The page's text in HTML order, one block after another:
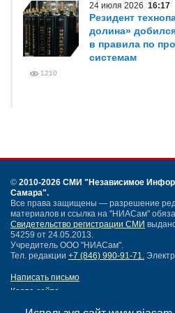
24 июля 2026 16:17
Резидент
долина»
в правила по
системам
1210
© 2010-2026 СМИ "Независимое
Самара".
Все права защищены — разрешение
материалов и ссылка на "НИАСам"
Свидетельство регистрации СМИ
54259 от 24.05.2013.
Учредитель ООО "НИАСам".
Тел. редакции +7 (846) 990-91-71.
Написать письмо
Карта сайта